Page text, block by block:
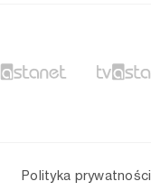
Polityka prywatności